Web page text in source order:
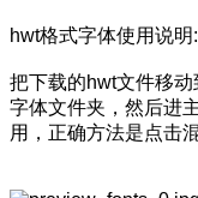
hwt格式字体使用说明:
把下载的hwt文件移
字体文件夹，然后进
用，正确方法是点击